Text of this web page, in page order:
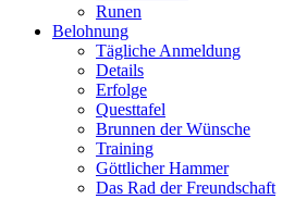
Runen
Belohnung
Tägliche Anmeldung
Details
Erfolge
Questtafel
Brunnen der Wünsche
Training
Göttlicher Hammer
Das Rad der Freundschaft